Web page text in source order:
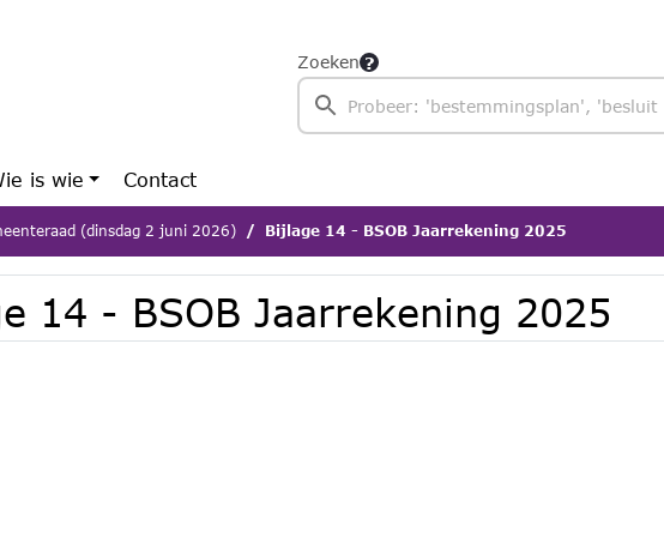
Zoeken
is wie Contact
(dinsdag 2 juni 2026) Bijlage 14 - BSOB Jaarrekening 2025
14 - BSOB Jaarrekening 2025